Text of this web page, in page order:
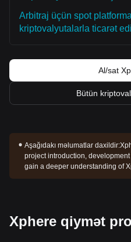
Arbitraj üçün spot
kriptovalyutalarla ticarət
Al/sat
Bütün
Aşağıdakı məlumatlar daxildir:
project introduction,
gain a deeper understanding of
Xphere qiymət